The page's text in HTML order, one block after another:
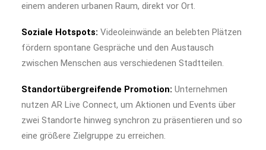
einem anderen urbanen Raum, direkt vor Ort.
Soziale Hotspots: Videoleinwände an belebten Plätzen
fördern spontane Gespräche und den Austausch
zwischen Menschen aus verschiedenen Stadtteilen.
Standortübergreifende Promotion: Unternehmen
nutzen AR Live Connect, um Aktionen und Events über
zwei Standorte hinweg synchron zu präsentieren und so
eine größere Zielgruppe zu erreichen.